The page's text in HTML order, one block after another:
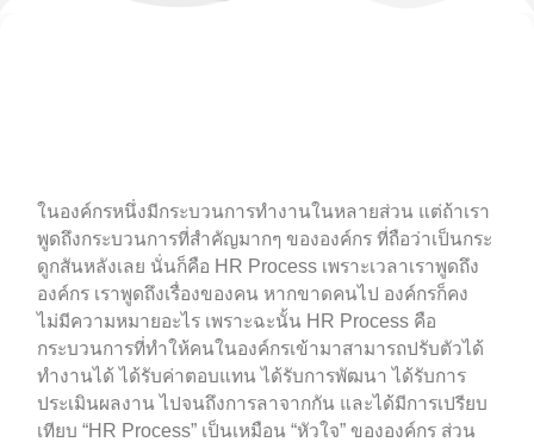
ในองค์กรหนึ่งมีกระบวนการทำงานในหลายส่วน แต่ถ้าเรา
พูดถึงกระบวนการที่สำคัญมากๆ ขององค์กร ที่ถือว่าเป็นกระ
ดูกสันหลังเลย นั่นก็คือ HR Process เพราะเวลาเราพูดถึง
องค์กร เราพูดถึงเรื่องของคน หากขาดคนไป องค์กรก็คง
ไม่มีความหมายอะไร เพราะฉะนั้น HR Process คือ
กระบวนการที่ทำให้คนในองค์กรเข้ามาสามารถปรับตัวได้
ทำงานได้ ได้รับค่าตอบแทน ได้รับการพัฒนา ได้รับการ
ประเมินผลงาน ไปจนถึงการลาจากกัน และได้มีการเปรียบ
เทียบ “HR Process” เป็นเหมือน “หัวใจ” ขององค์กร ส่วน